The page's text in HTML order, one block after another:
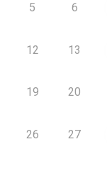
5 6
12 13
19 20
26 27